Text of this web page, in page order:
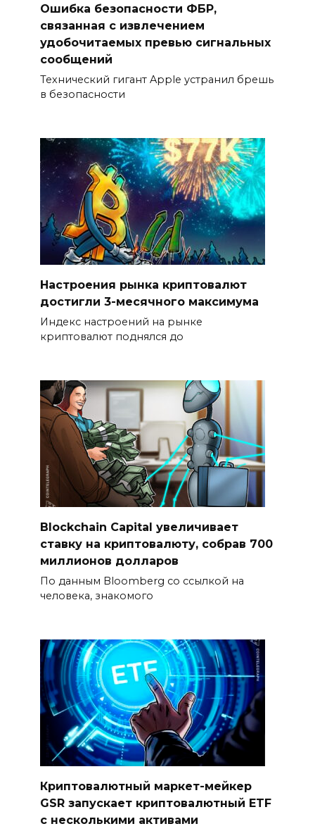
Ошибка безопасности ФБР,
связанная с извлечением
удобочитаемых превью сигнальных
сообщений
Технический гигант Apple устранил брешь
в безопасности
Настроения рынка криптовалют
достигли 3-месячного максимума
Индекс настроений на рынке
криптовалют поднялся до
Blockchain Capital увеличивает
ставку на криптовалюту, собрав 700
миллионов долларов
По данным Bloomberg со ссылкой на
человека, знакомого
Криптовалютный маркет-мейкер
GSR запускает криптовалютный ETF
с несколькими активами